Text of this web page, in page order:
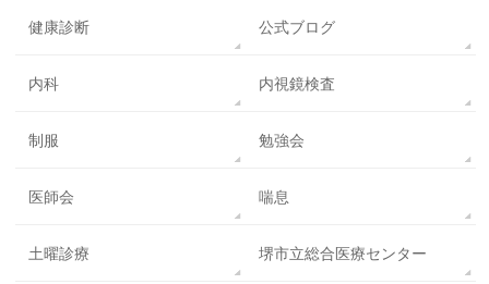
健康診断 公式ブログ
内科 内視鏡検査
制服 勉強会
医師会 喘息
土曜診療 堺市立総合医療センター